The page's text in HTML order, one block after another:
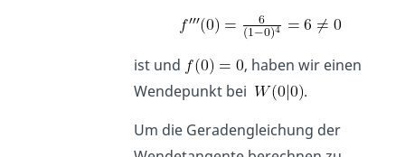
ist und
, haben wir einen
Wendepunkt bei
.
Um die Geradengleichung der